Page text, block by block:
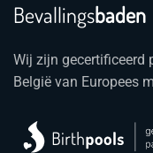
Bevallingsbaden
Wij zijn gecertificeerd
België van Europees